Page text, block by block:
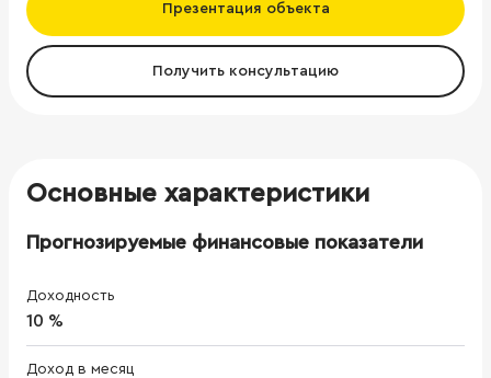
Презентация объекта
Получить консультацию
Основные характеристики
Прогнозируемые финансовые показатели
Доходность
10 %
Доход в месяц